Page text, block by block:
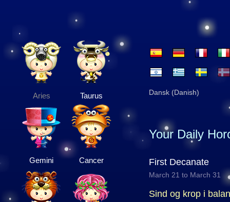
Aries Taurus
Gemini Cancer
Dansk (Danish)
Your Daily
First Decanate
March 21 to March 31
Sind og krop i